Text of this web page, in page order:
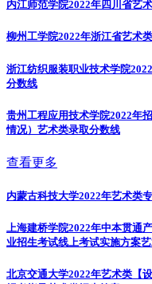
内江师范学院2022年四川省艺
柳州工学院2022年浙江省艺术
浙江纺织服装职业技术学院
分数线
贵州工程应用技术学院2022年
情况）艺术类录取分数线
查看更多
内蒙古科技大学2022年艺术类
上海建桥学院2022年中本贯通
业招生考试线上考试实施方案
北京交通大学2022年艺术类【